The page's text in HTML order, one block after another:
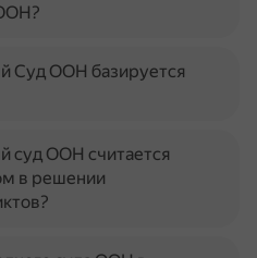
Суд ООН базируется
суд ООН считается
в решении